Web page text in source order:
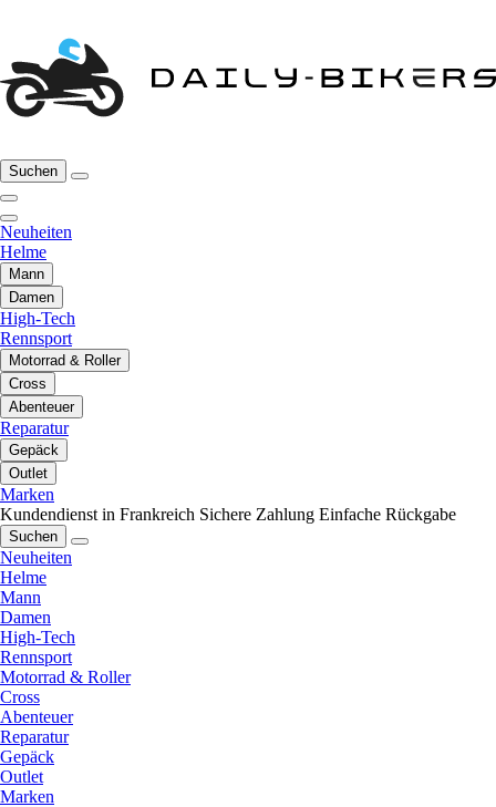
Suchen
Neuheiten
Helme
Mann
Damen
High-Tech
Rennsport
Motorrad & Roller
Cross
Abenteuer
Reparatur
Gepäck
Outlet
Marken
Kundendienst in Frankreich Sichere Zahlung Einfache Rückgabe
Suchen
Neuheiten
Helme
Mann
Damen
High-Tech
Rennsport
Motorrad & Roller
Cross
Abenteuer
Reparatur
Gepäck
Outlet
Marken